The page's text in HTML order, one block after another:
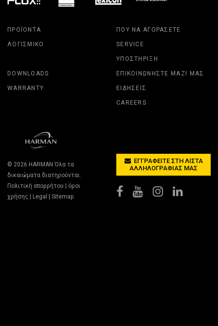
ΠΡΟΪΌΝΤΑ
ΛΟΓΙΣΜΙΚΌ
ΠΟΎ ΝΑ ΑΓΟΡΆΣΕΤΕ
SERVICE
ΥΠΟΣΤΉΡΙΞΗ
DOWNLOADS
WARRANTY
ΕΠΙΚΟΙΝΩΝΉΣΤΕ ΜΑΖΊ ΜΑΣ
ΕΙΔΉΣΕΙΣ
CAREERS
© 2026 HARMAN Όλα τα
δικαιώματα διατηρούνται.
Πολιτική απορρήτου | όροι
χρήσης | Legal | Sitemap
ΕΓΓΡΑΦΕΊΤΕ ΣΤΗ ΛΊΣΤΑ
ΑΛΛΗΛΟΓΡΑΦΊΑΣ ΜΑΣ